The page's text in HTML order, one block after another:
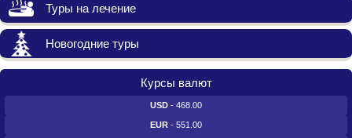
Туры на лечение
Новогодние туры
Курсы валют
USD - 468.00
EUR - 551.00